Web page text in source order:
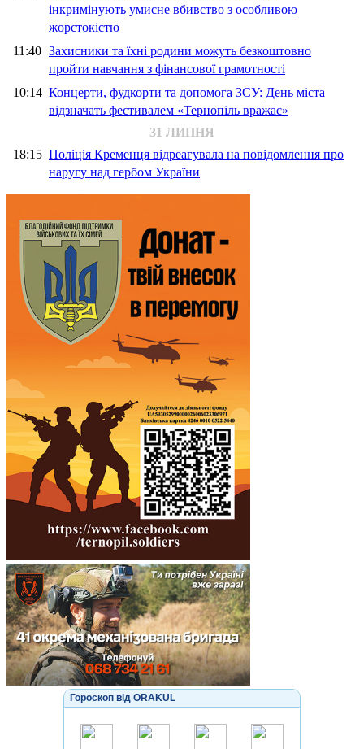
інкримінують умисне вбивство з особливою
жорстокістю
11:40 Захисники та їхні родини можуть безкоштовно
пройти навчання з фінансової грамотності
10:14 Концерти, фудкорти та допомога ЗСУ: День міста
відзначать фестивалем «Тернопіль вражає»
31 ЛИПНЯ
18:15 Поліція Кременця відреагувала на повідомлення про
наругу над гербом України
Гороскоп від ORAKUL